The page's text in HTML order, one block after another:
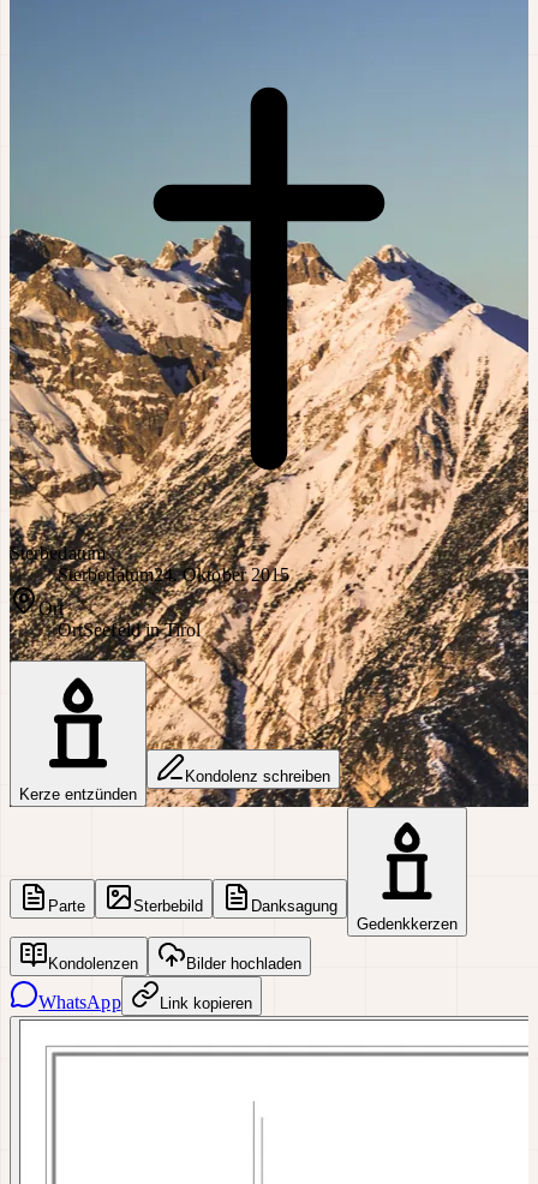
Sterbedatum
Sterbedatum24. Oktober 2015
Ort
OrtSeefeld in Tirol
Kerze entzünden
Kondolenz schreiben
Parte Sterbebild
Danksagung
Gedenkkerzen
Kondolenzen Bilder hochladen
WhatsApp Link kopieren